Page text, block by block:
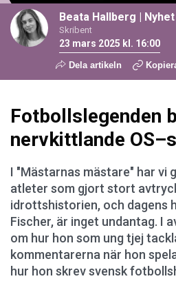
Beata Hallberg | Nyhet
Skribent
23 mars 2025 kl. 16:00
Dela artikeln
Fotbollslegenden
nervkittlande
I "Mästarnas mästare" har vi
atleter som gjort stort
idrottshistorien, och dagens
Fischer, är inget undantag. I
om hur hon som ung tjej
kommentarerna när hon
hur hon skrev svensk